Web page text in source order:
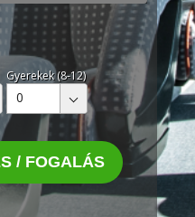
Gyerekek (8-12)
0
/ FOGALÁS